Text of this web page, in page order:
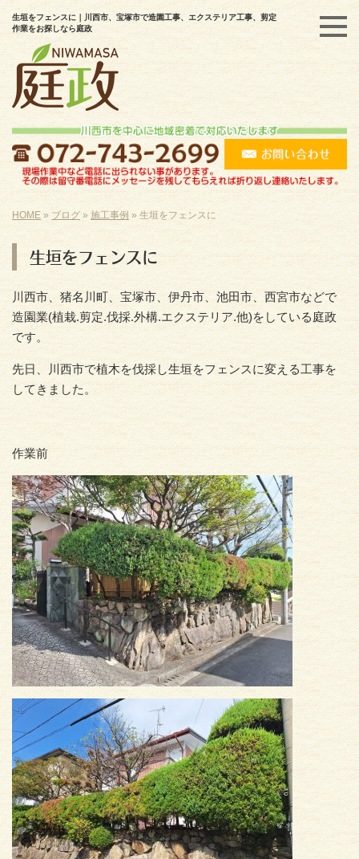
生垣をフェンスに｜川西市、宝塚市で造園工事、エクステリア工事、剪定
作業をお探しなら庭政
HOME » ブログ » 施工事例 » 生垣をフェンスに
生垣をフェンスに
川西市、猪名川町、宝塚市、伊丹市、池田市、西宮市などで
造園業(植栽.剪定.伐採.外構.エクステリア.他)をしている庭政
です。
先日、川西市で植木を伐採し生垣をフェンスに変える工事を
してきました。
作業前